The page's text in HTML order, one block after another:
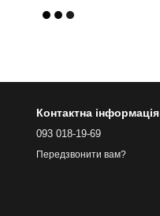
Контактна інформація
093 018-19-69
Передзвонити вам?